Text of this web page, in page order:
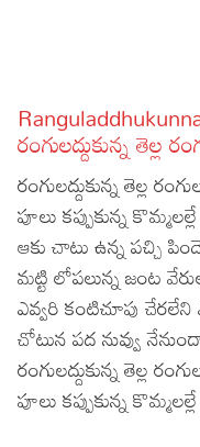
Articles
Facts
Devotional
Christianity
Hinduism
Hindi
Lyrics in Hindi –
Lyrics in Hindi –
Tamil
Lyrics in Tamil –
Kannada
రంగులద్దుకున్న తెల్ల
రంగులద్దుకున్న తెల్ల
పూలు కప్పుకున్న
ఆకు చాటు ఉన్న పచ్చి
మట్టి లోపలున్న జంట
ఎవ్వరి కంటిచూపు
చోటున పద నువ్వు
రంగులద్దుకున్న తెల్ల
పూలు కప్పుకున్న